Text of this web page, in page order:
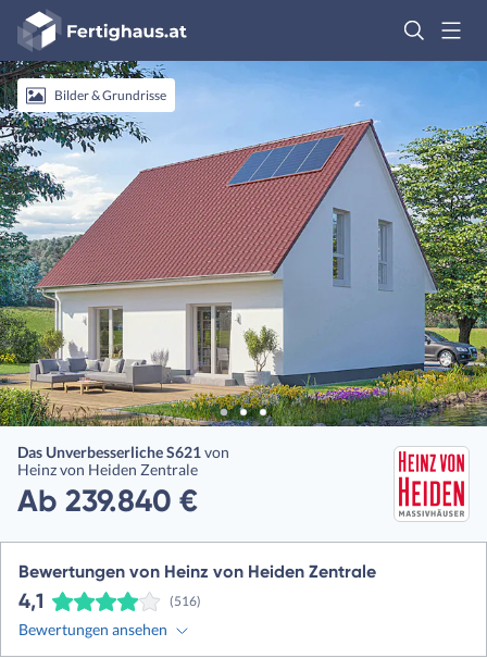
Fertighaus
Logo
AnmeldenBilder & Grundrisse
Das Unverbesserliche S621von
Heinz von Heiden Zentrale
Ab 239.840 €
Bewertungen von Heinz von Heiden Zentrale
4,1 (516)
Bewertungen ansehen